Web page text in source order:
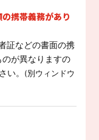
携帯義務があり
証などの書面の携
が異なりますの
い。
(別ウィンドウ